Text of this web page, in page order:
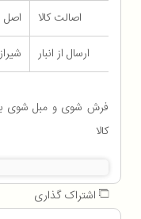
اصالت کالا
اصل
ارسال از انبار
کالا
اشتراک گذاری